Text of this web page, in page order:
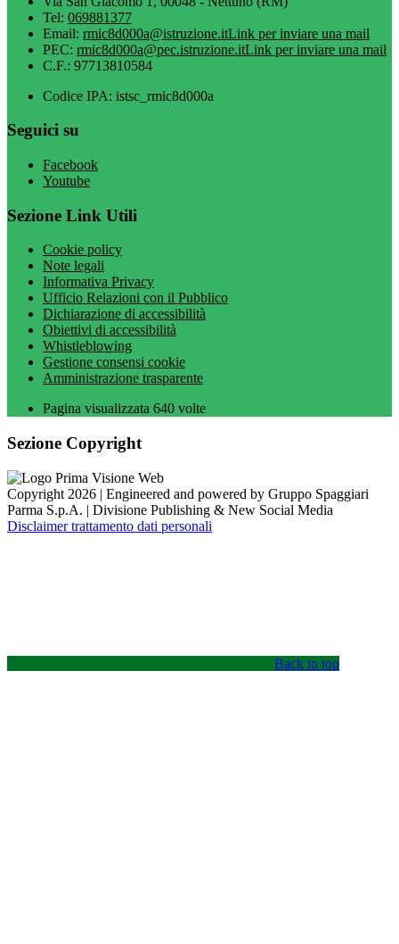
Tel: 069881377
Email: rmic8d000a@istruzione.itLink per inviare una mail
PEC: rmic8d000a@pec.istruzione.itLink per inviare una mail
C.F.: 97713810584
Codice IPA: istsc_rmic8d000a
Seguici su
Facebook
Youtube
Sezione Link Utili
Cookie policy
Note legali
Informativa Privacy
Ufficio Relazioni con il Pubblico
Dichiarazione di accessibilità
Obiettivi di accessibilità
Whistleblowing
Gestione consensi cookie
Amministrazione trasparente
Pagina visualizzata 640 volte
Sezione Copyright
Copyright 2026 | Engineered and powered by Gruppo Spaggiari
Parma S.p.A. | Divisione Publishing & New Social Media
Disclaimer trattamento dati personali
Back to top